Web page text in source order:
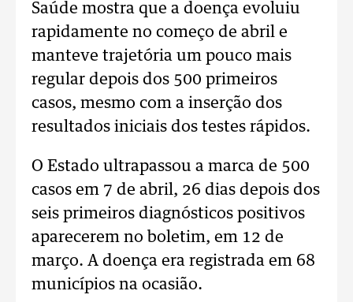
Saúde mostra que a doença evoluiu
rapidamente no começo de abril e
manteve trajetória um pouco mais
regular depois dos 500 primeiros
casos, mesmo com a inserção dos
resultados iniciais dos testes rápidos.
O Estado ultrapassou a marca de 500
casos em 7 de abril, 26 dias depois dos
seis primeiros diagnósticos positivos
aparecerem no boletim, em 12 de
março. A doença era registrada em 68
municípios na ocasião.